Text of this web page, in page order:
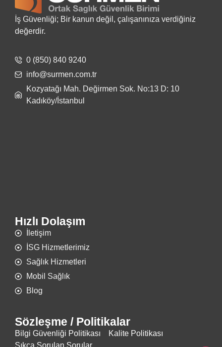
İş Güvenliği; Bir kanun değil, çalışanınıza verdiğiniz
değerdir.
0 (850) 840 9240
info@surmen.com.tr
Kozyatağı Mah. Değirmen Sok. No:13 D: 10
Kadıköy/İstanbul
Hızlı Dolaşım
İletişim
İSG Hizmetlerimiz
Sağlık Hizmetleri
Mobil Sağlık
Blog
Sözleşme / Politikalar
Bilgi Güvenliği Politikası
Kalite Politikası